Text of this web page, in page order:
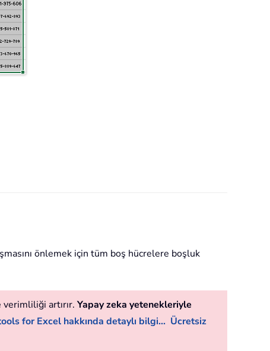
önlemek için tüm boş hücrelere boşluk
artırır. Yapay zeka yetenekleriyle
for Excel hakkında detaylı bilgi... Ücretsiz